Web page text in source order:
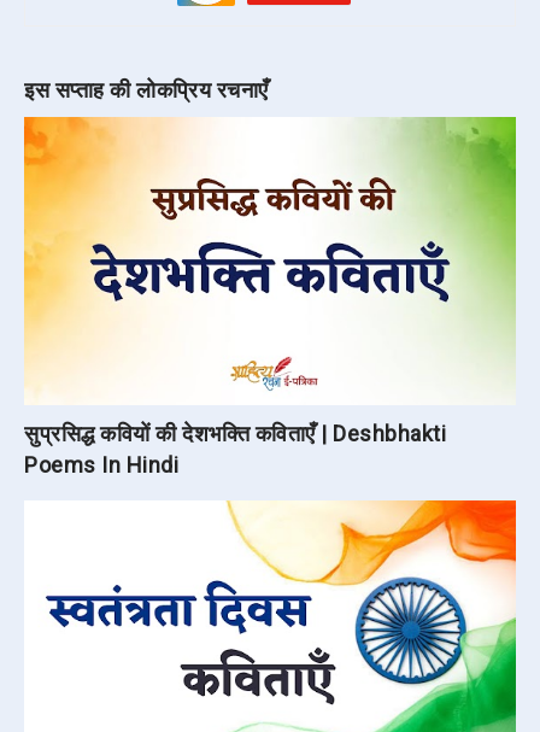
इस सप्ताह की लोकप्रिय रचनाएँ
सुप्रसिद्ध कवियों की देशभक्ति कविताएँ | Deshbhakti
Poems In Hindi